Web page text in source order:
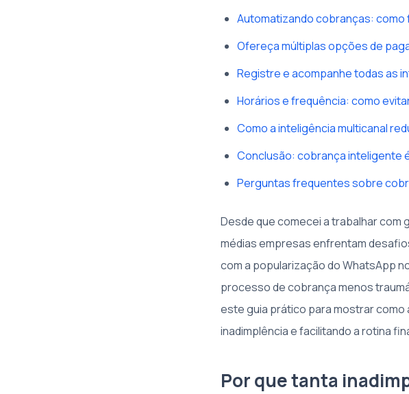
Automatizando cobranças: como
Ofereça múltiplas opções de
Registre e acompanhe todas as
Horários e frequência: como
Como a inteligência multicanal
Conclusão: cobrança inteligente
Perguntas frequentes sobre
Desde que comecei a trabalhar
médias empresas enfrentam
com a popularização do WhatsApp
processo de cobrança menos
este guia prático para mostrar
inadimplência e facilitando a rotina
Por que tanta